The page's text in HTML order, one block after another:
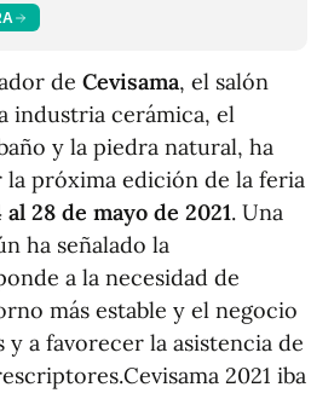
de Cevisama, el salón
industria cerámica, el
y la piedra natural, ha
próxima edición de la feria
al 28 de mayo de 2021. Una
ha señalado la
a la necesidad de
más estable y el negocio
a favorecer la asistencia de
2021 iba